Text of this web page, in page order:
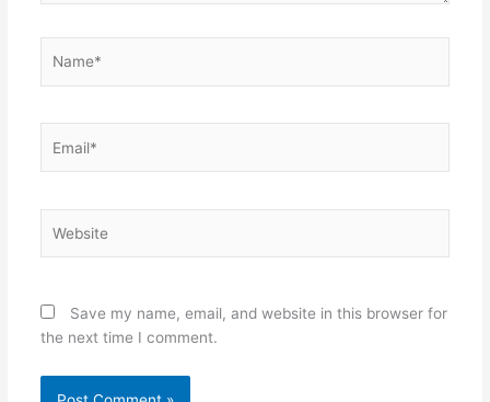
Save my name, email, and website in this browser for
the next time I comment.